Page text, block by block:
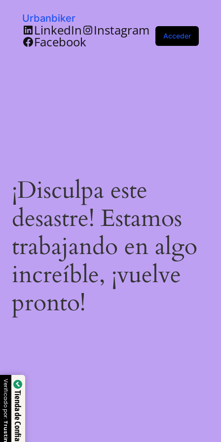
Urbanbiker
LinkedIn Instagram
Facebook Acceder
¡Disculpa este
desastre! Estamos
trabajando en algo
increíble, ¡vuelve
pronto!
Tienda de Confianza
Verificado por: